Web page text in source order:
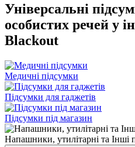
Універсальні
особистих речей у
Blackout
Медичні підсумки
Підсумки для гаджетів
Підсумки під магазин
Напашники, утилітарні та Інші